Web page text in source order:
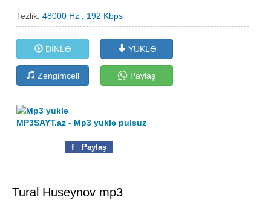
Tezlik:48000 Hz , 192 Kbps
DİNLƏ YÜKLƏ
Zengimcell Paylaş
MP3SAYT.az - Mp3 yukle pulsuz
f Paylaş
Tural Huseynov mp3